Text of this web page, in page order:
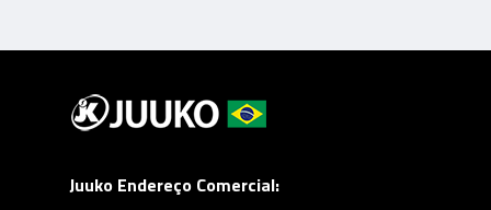
Juuko Endereço Comercial: